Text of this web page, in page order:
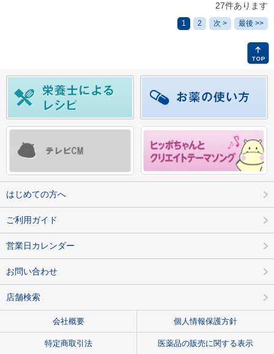
27件あります
1 2 次 > 最後 >>
はじめての方へ
ご利用ガイド
営業日カレンダー
お問い合わせ
店舗検索
会社概要 個人情報保護方針
特定商取引法 医薬品の販売に関する表示